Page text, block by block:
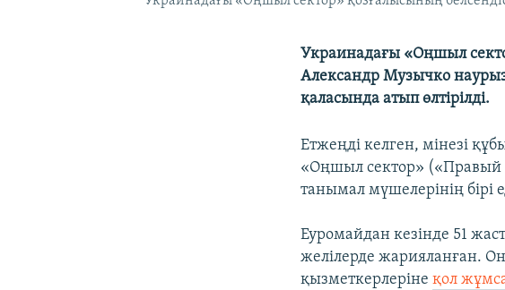
Украинадағы «Оңшыл
Александр Музычко
қаласында атып өлтірілді.
Етжеңді келген, мінезі
«Оңшыл сектор» («Правый
танымал мүшелерінің бірі
Еуромайдан кезінде 51
желілерде жарияланған.
қызметкерлерінеқол